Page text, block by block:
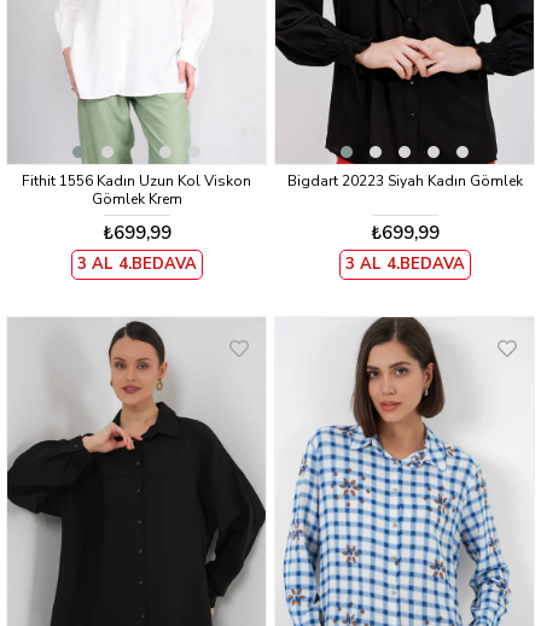
Fithit 1556 Kadın Uzun Kol Viskon
Gömlek Krem
₺699,99
3 AL 4.BEDAVA
Bigdart 20223 Siyah Kadın Gömlek
₺699,99
3 AL 4.BEDAVA